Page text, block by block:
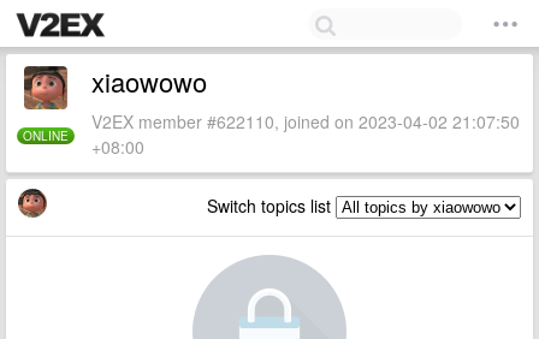
ONLINE
xiaowowo
V2EX member #622110, joined on 2023-04-02 21:07:50
+08:00
Switch topics list